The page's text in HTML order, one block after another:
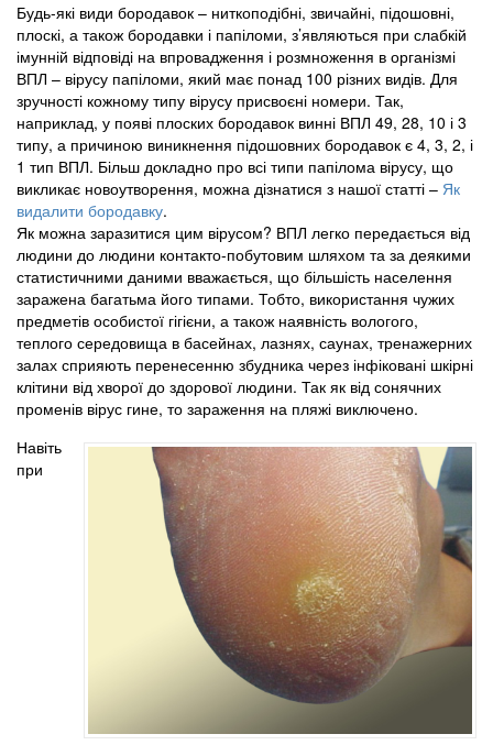
Будь-які види бородавок – ниткоподібні, звичайні, підошовні,
плоскі, а також бородавки і папіломи, з’являються при слабкій
імунній відповіді на впровадження і розмноження в організмі
ВПЛ – вірусу папіломи, який має понад 100 різних видів. Для
зручності кожному типу вірусу присвоєні номери. Так,
наприклад, у появі плоских бородавок винні ВПЛ 49, 28, 10 і 3
типу, а причиною виникнення підошовних бородавок є 4, 3, 2, і
1 тип ВПЛ. Більш докладно про всі типи папілома вірусу, що
викликає новоутворення, можна дізнатися з нашої статті – Як
видалити бородавку.
Як можна заразитися цим вірусом? ВПЛ легко передається від
людини до людини контакто-побутовим шляхом та за деякими
статистичними даними вважається, що більшість населення
заражена багатьма його типами. Тобто, використання чужих
предметів особистої гігієни, а також наявність вологого,
теплого середовища в басейнах, лазнях, саунах, тренажерних
залах сприяють перенесенню збудника через інфіковані шкірні
клітини від хворої до здорової людини. Так як від сонячних
променів вірус гине, то зараження на пляжі виключено.
Навіть
при